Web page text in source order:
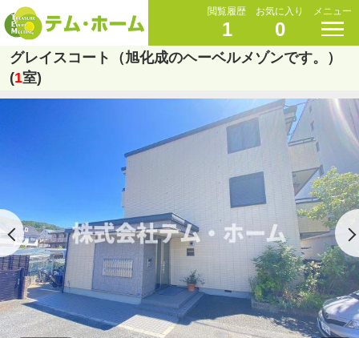
閲覧履歴
1
お気に入り
0
メニュー
グレイスコート（旭化成のヘーベルメゾンです。）
(1室)